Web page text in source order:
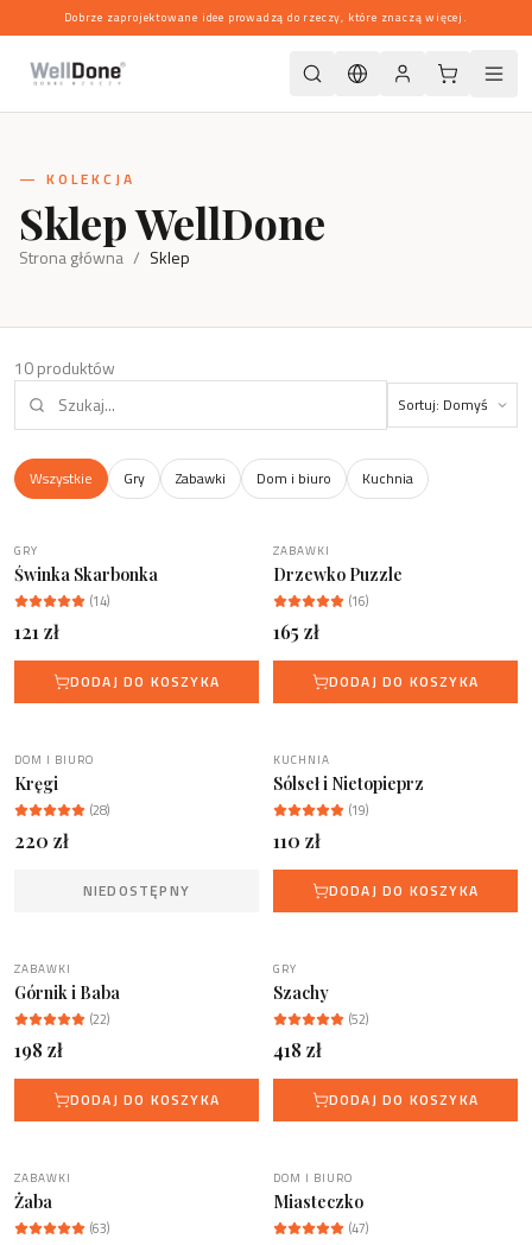
Dobrze zaprojektowane idee prowadzą do rzeczy, które znaczą więcej.
— KOLEKCJA
Sklep WellDone
Strona główna / Sklep
10produktów
Wszystkie Gry Zabawki Dom i biuro Kuchnia
GRY
Świnka Skarbonka
(14)
121 zł
DODAJ DO KOSZYKA
ZABAWKI
Drzewko Puzzle
(16)
165 zł
DODAJ DO KOSZYKA
NIEDOSTĘPNY
DOM I BIURO
Kręgi
(28)
220 zł
NIEDOSTĘPNY
NOWOŚĆ
KUCHNIA
Sólseł i Nietopieprz
(19)
110 zł
DODAJ DO KOSZYKA
ZABAWKI
Górnik i Baba
(22)
198 zł
DODAJ DO KOSZYKA
GRY
Szachy
(52)
418 zł
DODAJ DO KOSZYKA
WELLDONE CLASSIC
ZABAWKI
Żaba
(63)
BESTSELLER
DOM I BIURO
Miasteczko
(47)